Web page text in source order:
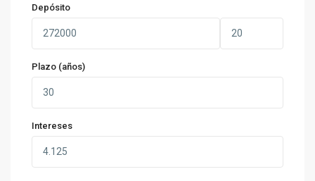
Depósito
Plazo (años)
Intereses